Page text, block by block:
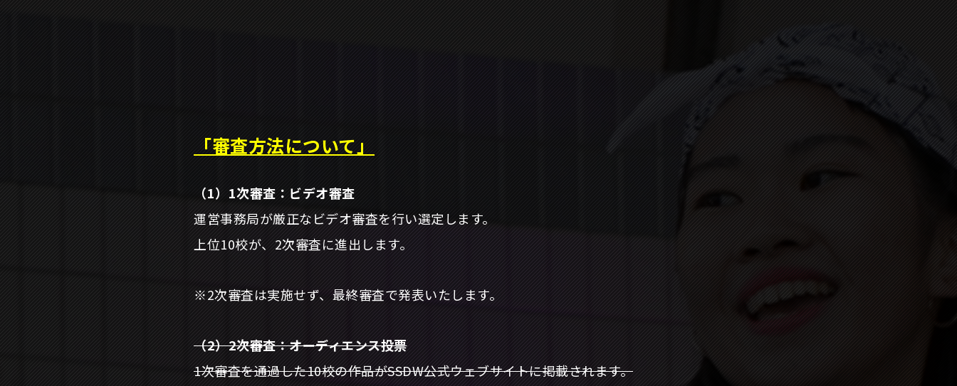
「審査方法について」
（1）1次審査：ビデオ審査
運営事務局が厳正なビデオ審査を行い選定します。
上位10校が、2次審査に進出します。
※2次審査は実施せず、最終審査で発表いたします。
（2）2次審査：オーディエンス投票
1次審査を通過した10校の作品がSSDW公式ウェブサイトに掲載されます。